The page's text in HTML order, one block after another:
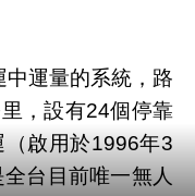
中運量的系統，路
，設有24個停靠
啟用於1996年3
台目前唯一無人